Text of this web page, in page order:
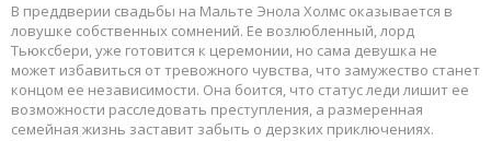
В преддверии свадьбы на Мальте Энола Холмс оказывается в
ловушке собственных сомнений. Ее возлюбленный, лорд
Тьюксбери, уже готовится к церемонии, но сама девушка не
может избавиться от тревожного чувства, что замужество станет
концом ее независимости. Она боится, что статус леди лишит ее
возможности расследовать преступления, а размеренная
семейная жизнь заставит забыть о дерзких приключениях.